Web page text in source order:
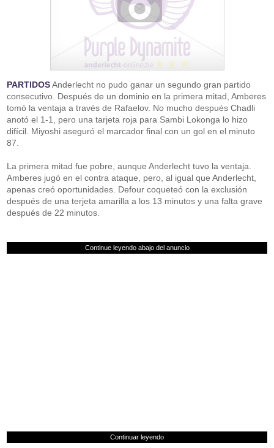
PARTIDOSAnderlecht no pudo ganar un segundo gran partido
consecutivo. Después de un dominio en la primera mitad, Amberes
tomó la ventaja a través de Rafaelov. No mucho después Chadli
anotó el 1-1, pero una tarjeta roja para Sambi Lokonga lo hizo
difícil. Miyoshi aseguró el marcador final con un gol en el minuto
87.
La primera mitad fue pobre, aunque Anderlecht tuvo la ventaja.
Amberes jugó en el contra ataque, pero, al igual que Anderlecht,
apenas creó oportunidades. Defour coqueteó con la exclusión
después de una terjeta amarilla a los 13 minutos y una falta grave
después de 22 minutos.
Continue leyendo abajo del anuncio
Continuar leyendo